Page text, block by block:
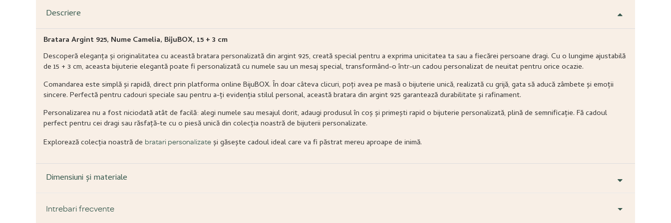
Descriere
Bratara Argint 925, Nume Camelia, BijuBOX, 15 + 3 cm
Descoperă eleganța și originalitatea cu această bratara personalizată din argint 925, creată special pentru a exprima unicitatea ta sau a fiecărei persoane dragi. Cu o lungime ajustabilă
de 15 + 3 cm, aceasta bijuterie elegantă poate fi personalizată cu numele sau un mesaj special, transformând-o într-un cadou personalizat de neuitat pentru orice ocazie.
Comandarea este simplă și rapidă, direct prin platforma online BijuBOX. În doar câteva clicuri, poți avea pe masă o bijuterie unică, realizată cu grijă, gata să aducă zâmbete și emoții
sincere. Perfectă pentru cadouri speciale sau pentru a-ți evidenția stilul personal, această bratara din argint 925 garantează durabilitate și rafinament.
Personalizarea nu a fost niciodată atât de facilă: alegi numele sau mesajul dorit, adaugi produsul în coș și primești rapid o bijuterie personalizată, plină de semnificație. Fă cadoul
perfect pentru cei dragi sau răsfață-te cu o piesă unică din colecția noastră de bijuterii personalizate.
Explorează colecția noastră de bratari personalizate și găsește cadoul ideal care va fi păstrat mereu aproape de inimă.
Dimensiuni și materiale
Intrebari frecvente